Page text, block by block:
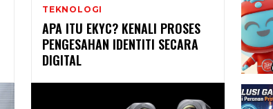
TEKNOLOGI
APA ITU EKYC? KENALI PROSES
PENGESAHAN IDENTITI SECARA
DIGITAL